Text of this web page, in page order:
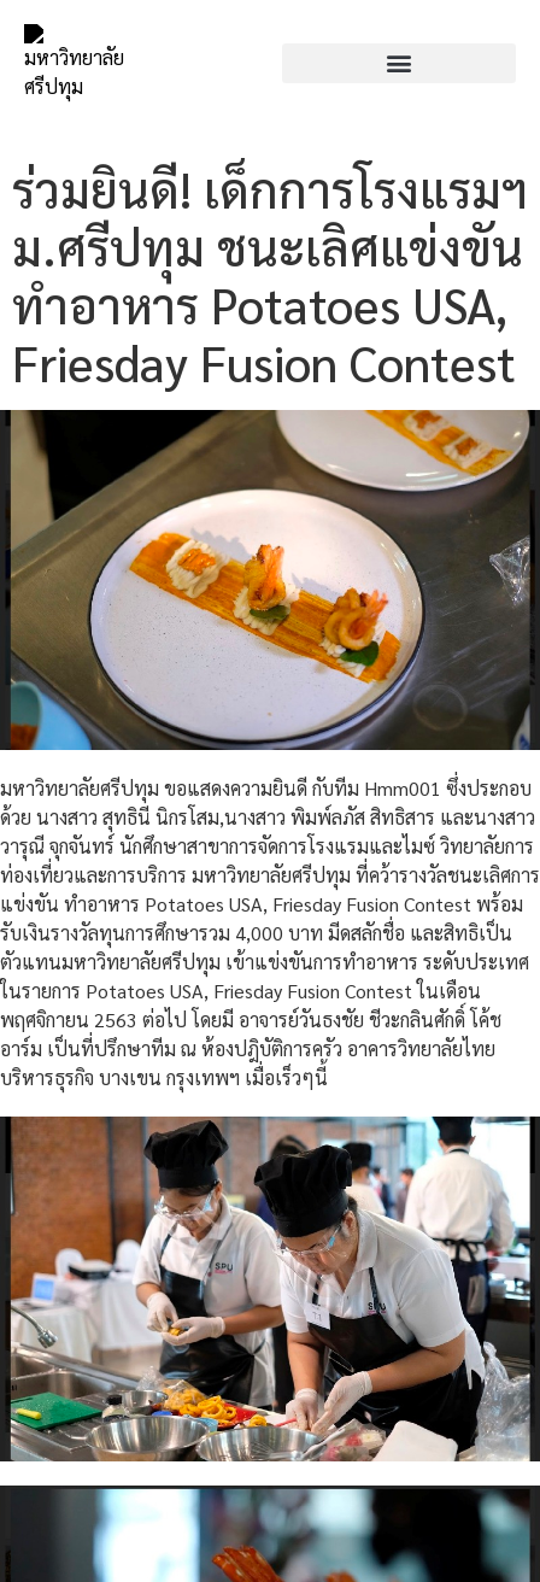
ร่วมยินดี! เด็กการโรงแรมฯ
ม.ศรีปทุม ชนะเลิศแข่งขัน
ทำอาหาร Potatoes USA,
Friesday Fusion Contest
มหาวิทยาลัยศรีปทุม ขอแสดงความยินดี กับทีม Hmm001 ซึ่งประกอบ
ด้วย นางสาว สุทธินี นิกรโสม,นางสาว พิมพ์ลภัส สิทธิสาร และนางสาว
วารุณี จุกจันทร์ นักศึกษาสาขาการจัดการโรงแรมและไมซ์ วิทยาลัยการ
ท่องเที่ยวและการบริการ มหาวิทยาลัยศรีปทุม ที่คว้ารางวัลชนะเลิศการ
แข่งขัน ทำอาหาร Potatoes USA, Friesday Fusion Contest พร้อม
รับเงินรางวัลทุนการศึกษารวม 4,000 บาท มีดสลักชื่อ และสิทธิเป็น
ตัวแทนมหาวิทยาลัยศรีปทุม เข้าแข่งขันการทำอาหาร ระดับประเทศ
ในรายการ Potatoes USA, Friesday Fusion Contest ในเดือน
พฤศจิกายน 2563 ต่อไป โดยมี อาจารย์วันธงชัย ชีวะกลินศักดิ์ โค้ช
อาร์ม เป็นที่ปรึกษาทีม ณ ห้องปฎิบัติการครัว อาคารวิทยาลัยไทย
บริหารธุรกิจ บางเขน กรุงเทพฯ เมื่อเร็วๆนี้